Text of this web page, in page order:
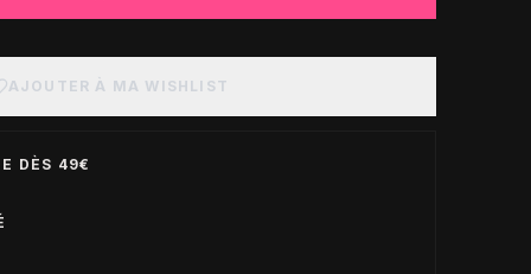
AJOUTER À MA WISHLIST
DÈS 49€